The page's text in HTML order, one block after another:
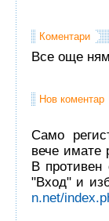
Коментари
Все още
Нов коментар
Само
вече имате
В противен
"Вход" и
n.net/